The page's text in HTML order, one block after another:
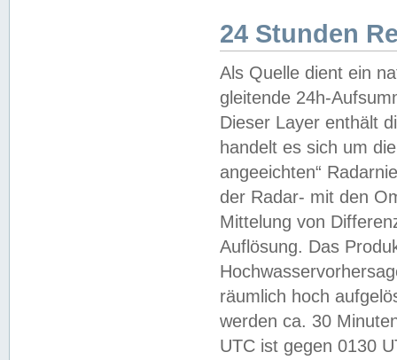
24 Stunden
Als Quelle dient ein
gleitende 24h-
Dieser Layer enthält
handelt es sich um
angeeichten“
der Radar- mit den
Mittelung von
Auflösung. Das
räumlich hoch
werden ca. 30
UTC ist gegen 0130